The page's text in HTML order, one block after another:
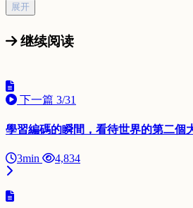
展开
继续阅读
下一篇 3/31
學習編碼的瞬間，看待世界的第二個
3min 4,834